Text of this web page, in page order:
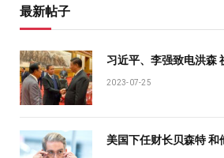
最新帖子
习近平、李强致电洪森
2023-07-25
美国下任财长贝森特 和